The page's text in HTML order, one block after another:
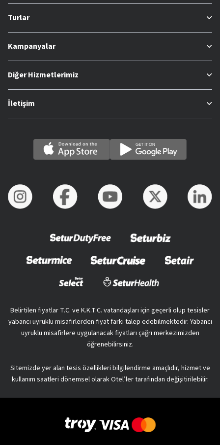
Turlar
Kampanyalar
Diğer Hizmetlerimiz
İletişim
Belirtilen fiyatlar T.C. ve K.K.T.C. vatandaşları için geçerli olup tesisler
yabancı uyruklu misafirlerden fiyat farkı talep edebilmektedir. Yabancı
uyruklu misafirlere uygulanacak fiyatları çağrı merkezimizden
öğrenebilirsiniz.
Sitemizde yer alan tesis özellikleri bilgilendirme amaçlıdır, hizmet ve
kullanım saatleri dönemsel olarak Otel’ler tarafından değişitirilebilir.